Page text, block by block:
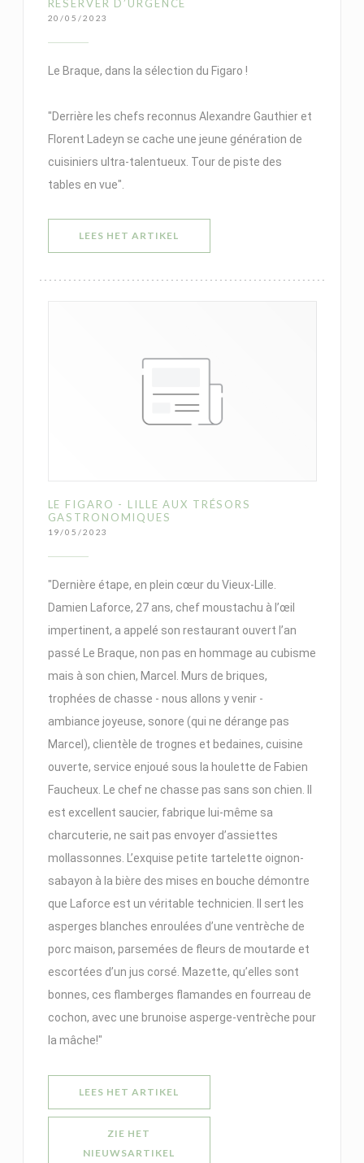
RÉSERVER D’URGENCE
20/05/2023
Le Braque, dans la sélection du Figaro !
"Derrière les chefs reconnus Alexandre Gauthier et
Florent Ladeyn se cache une jeune génération de
cuisiniers ultra-talentueux. Tour de piste des
tables en vue".
LEES HET ARTIKEL
LE FIGARO - LILLE AUX TRÉSORS
GASTRONOMIQUES
19/05/2023
"Dernière étape, en plein cœur du Vieux-Lille.
Damien Laforce, 27 ans, chef moustachu à l’œil
impertinent, a appelé son restaurant ouvert l’an
passé Le Braque, non pas en hommage au cubisme
mais à son chien, Marcel. Murs de briques,
trophées de chasse - nous allons y venir -
ambiance joyeuse, sonore (qui ne dérange pas
Marcel), clientèle de trognes et bedaines, cuisine
ouverte, service enjoué sous la houlette de Fabien
Faucheux. Le chef ne chasse pas sans son chien. Il
est excellent saucier, fabrique lui-même sa
charcuterie, ne sait pas envoyer d’assiettes
mollassonnes. L’exquise petite tartelette oignon-
sabayon à la bière des mises en bouche démontre
que Laforce est un véritable technicien. Il sert les
asperges blanches enroulées d’une ventrèche de
porc maison, parsemées de fleurs de moutarde et
escortées d’un jus corsé. Mazette, qu’elles sont
bonnes, ces flamberges flamandes en fourreau de
cochon, avec une brunoise asperge-ventrèche pour
la mâche!"
LEES HET ARTIKEL
ZIE HET
NIEUWSARTIKEL